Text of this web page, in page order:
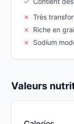
✗ Très
✗
Riche en
✗
Sodium
Valeurs